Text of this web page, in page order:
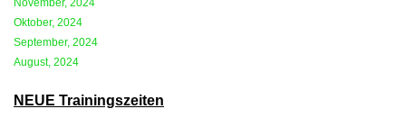
November, 2024
Oktober, 2024
September, 2024
August, 2024
NEUE Trainingszeiten